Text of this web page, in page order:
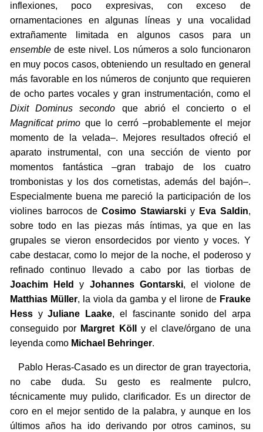
inflexiones, poco expresivas, con exceso de
ornamentaciones en algunas líneas y una vocalidad
extrañamente limitada en algunos casos para un
ensemblede este nivel. Los números a solo funcionaron
en muy pocos casos, obteniendo un resultado en general
más favorable en los números de conjunto que requieren
de ocho partes vocales y gran instrumentación, como el
Dixit Dominus secondo que abrió el concierto o el
Magnificat primo que lo cerró –probablemente el mejor
momento de la velada–. Mejores resultados ofreció el
aparato instrumental, con una sección de viento por
momentos fantástica –gran trabajo de los cuatro
trombonistas y los dos cornetistas, además del bajón–.
Especialmente buena me pareció la participación de los
violines barrocos de Cosimo Stawiarskiy Eva Saldin,
sobre todo en las piezas más íntimas, ya que en las
grupales se vieron ensordecidos por viento y voces. Y
cabe destacar, como lo mejor de la noche, el poderoso y
refinado continuo llevado a cabo por las tiorbas de
Joachim Held
y Johannes Gontarski, el violone de
Matthias Müller, la viola da gamba y el lirone de Frauke
HessyJuliane Laake, el fascinante sonido del arpa
conseguido por Margret Köll
y el clave/órgano de una
leyenda como Michael Behringer.
Pablo Heras-Casado es un director de gran trayectoria,
no cabe duda. Su gesto es realmente pulcro,
técnicamente muy pulido, clarificador. Es un director de
coro en el mejor sentido de la palabra, y aunque en los
últimos años ha ido derivando por otros caminos, su